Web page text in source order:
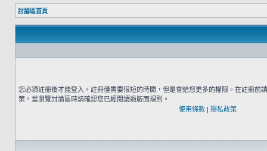
討論區首頁
您必須註冊後才能登入。註冊僅需要很短的時間，但是會給您更多的權限。在註冊前
策。當瀏覽討論區時請確認您已經閱讀過版面規則。
使用條款 | 隱私政策